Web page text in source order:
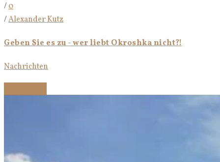
/0
/Alexander Kutz
Geben Sie es zu - wer liebt Okroshka nicht?!
Nachrichten